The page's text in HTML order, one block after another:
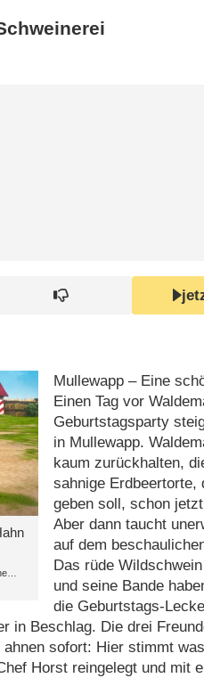
Mullewapp – Eine
Einen Tag vor
Geburtstagsparty
in Mullewapp.
kaum zurückhalten,
sahnige Erdbeertorte,
geben soll, schon
Aber dann taucht
auf dem
Das rüde
und seine Bande
die Geburtstags-
in Beschlag. Die drei
sofort: Hier stimmt
Horst reingelegt und mit